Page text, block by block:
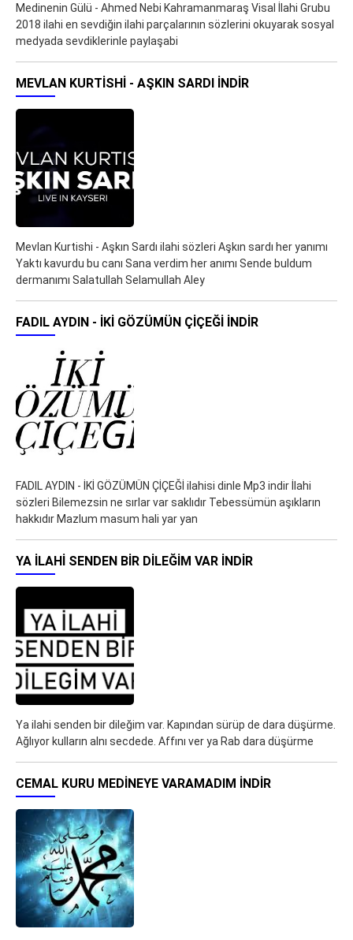
Medinenin Gülü - Ahmed Nebi Kahramanmaraş Visal İlahi Grubu
2018 ilahi en sevdiğin ilahi parçalarının sözlerini okuyarak sosyal
medyada sevdiklerinle paylaşabi
MEVLAN KURTISHI - AŞKIN SARDI İNDIR
Mevlan Kurtishi - Aşkın Sardı ilahi sözleri Aşkın sardı her yanımı
Yaktı kavurdu bu canı Sana verdim her anımı Sende buldum
dermanımı Salatullah Selamullah Aley
FADIL AYDIN - İKİ GÖZÜMÜN ÇİÇEĞİ İNDIR
FADIL AYDIN - İKİ GÖZÜMÜN ÇİÇEĞİ ilahisi dinle Mp3 indir İlahi
sözleri Bilemezsin ne sırlar var saklıdır Tebessümün aşıkların
hakkıdır Mazlum masum hali yar yan
YA ILAHI SENDEN BIR DILEĞIM VAR İNDIR
Ya ilahi senden bir dileğim var. Kapından sürüp de dara düşürme.
Ağlıyor kulların alnı secdede. Affını ver ya Rab dara düşürme
CEMAL KURU MEDINEYE VARAMADIM İNDIR